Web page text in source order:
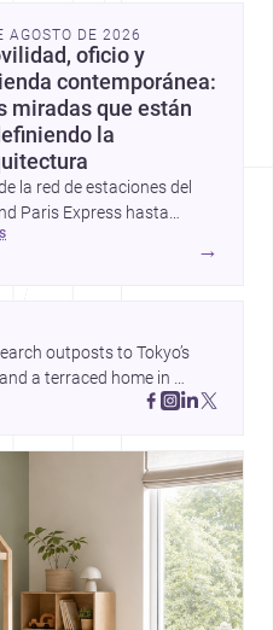
AGOSTO DE 2026
oficio y
contemporánea:
miradas que están
la
la red de estaciones del
Paris Express hasta
que celebran la huella
materialidad y
cotidiana. Tres enfoques
unidos por una misma
sensibles, durables y
→
outposts to Tokyo’s
a terraced home in
how architecture adapts to